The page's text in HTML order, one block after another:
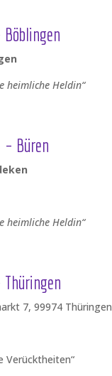
heimliche Heldin“
Büren
heimliche Heldin“
7, 99974 Thüringen
Verücktheiten“